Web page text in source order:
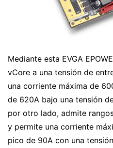
Mediante esta EVGA
vCore a una tensión de
una corriente máxima de
de 620A bajo una tensión
por otro lado, admite
y permite una corriente
pico de 90A con una